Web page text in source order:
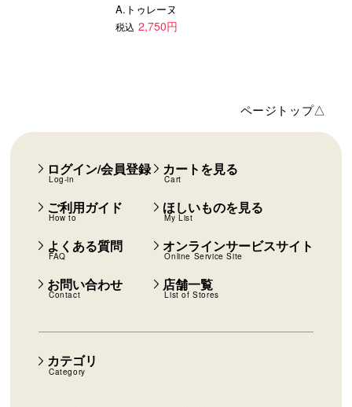
A.トゥレーヌ
税込 2,750円
ページトップ△
カテゴリ
Category
ログイン/会員登録
Log-in
カートを見る
Cart
ご利用ガイド
How to
ほしいものを見る
My List
よくある質問
FAQ
オンラインサービスサイト
Online Service Site
お問い合わせ
Contact
店舗一覧
List of Stores